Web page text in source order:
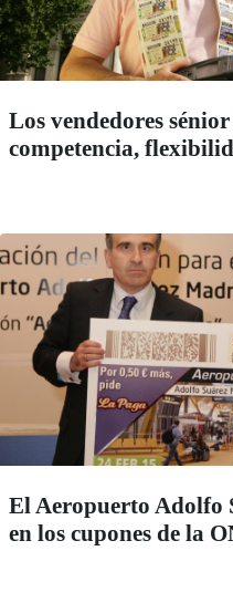
Los vendedores
competencia,
El Aeropuerto Adolfo
en los cupones de la